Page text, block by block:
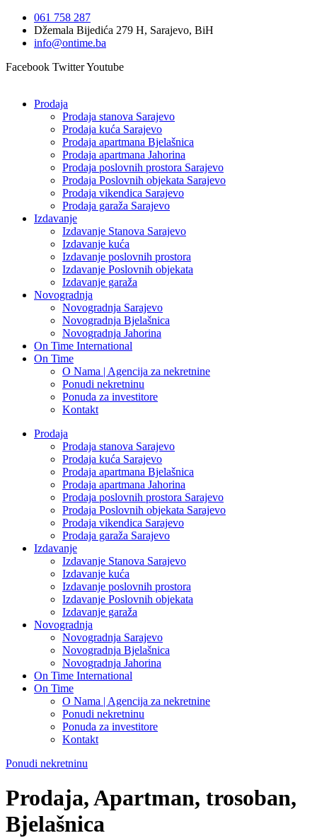
sadržaj
061 758 287
Džemala Bijedića 279 H, Sarajevo, BiH
info@ontime.ba
Facebook TwitterYoutube
Prodaja
Prodaja stanova Sarajevo
Prodaja kuća Sarajevo
Prodaja apartmana Bjelašnica
Prodaja apartmana Jahorina
Prodaja poslovnih prostora Sarajevo
Prodaja Poslovnih objekata Sarajevo
Prodaja vikendica Sarajevo
Prodaja garaža Sarajevo
Izdavanje
Izdavanje Stanova Sarajevo
Izdavanje kuća
Izdavanje poslovnih prostora
Izdavanje Poslovnih objekata
Izdavanje garaža
Novogradnja
Novogradnja Sarajevo
Novogradnja Bjelašnica
Novogradnja Jahorina
On Time International
On Time
O Nama | Agencija za nekretnine
Ponudi nekretninu
Ponuda za investitore
Kontakt
Prodaja
Prodaja stanova Sarajevo
Prodaja kuća Sarajevo
Prodaja apartmana Bjelašnica
Prodaja apartmana Jahorina
Prodaja poslovnih prostora Sarajevo
Prodaja Poslovnih objekata Sarajevo
Prodaja vikendica Sarajevo
Prodaja garaža Sarajevo
Izdavanje
Izdavanje Stanova Sarajevo
Izdavanje kuća
Izdavanje poslovnih prostora
Izdavanje Poslovnih objekata
Izdavanje garaža
Novogradnja
Novogradnja Sarajevo
Novogradnja Bjelašnica
Novogradnja Jahorina
On Time International
On Time
O Nama | Agencija za nekretnine
Ponudi nekretninu
Ponuda za investitore
Kontakt
Ponudi nekretninu
Prodaja, Apartman, trosoban,
Bjelašnica